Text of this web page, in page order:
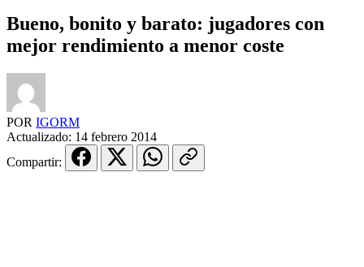
Bueno, bonito y barato: jugadores con
mejor rendimiento a menor coste
POR IGORM
Actualizado: 14 febrero 2014
Compartir: